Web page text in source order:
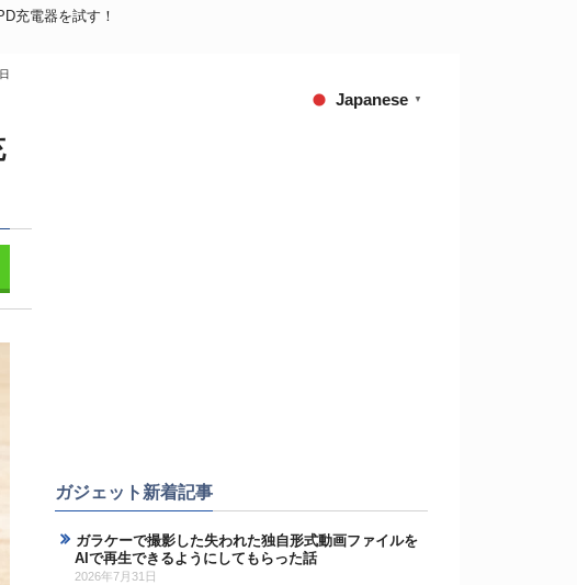
充電器を試す！
Japanese ▼
ガジェット新着記事
ガラケーで撮影した失われた独自形式動画ファイルを
AIで再生できるようにしてもらった話
2026年7月31日